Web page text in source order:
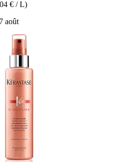
€ / L)
août